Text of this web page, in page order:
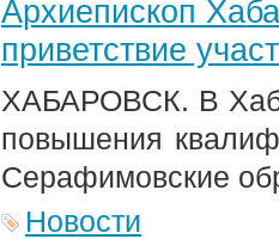
Архиепископ
приветствие
ХАБАРОВСК. В
повышения
Серафимовские
Новости